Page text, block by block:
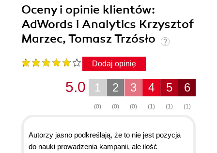
Oceny i opinie klientów:
AdWords i Analytics Krzysztof
Marzec, Tomasz Trzósło
Dodaj opinię
6
(1)
5
(1)
4
(1)
3
(0)
2
(0)
1
(0)
5.0
Autorzy jasno podkreślają, że to nie jest pozycja
do nauki prowadzenia kampanii, ale ilość